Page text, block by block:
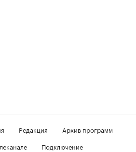
Редакция
Архив программ
Подключение